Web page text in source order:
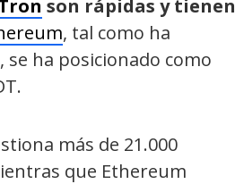
son rápidas y tienen
, tal como ha
ha posicionado como
más de 21.000
que Ethereum